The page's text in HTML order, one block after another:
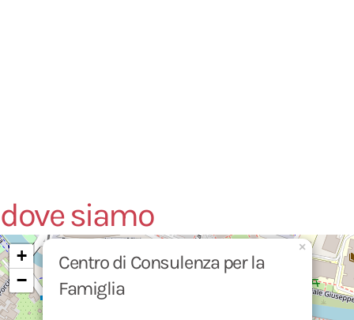
dove siamo
Centro di Consulenza per la
Famiglia
×
+
−